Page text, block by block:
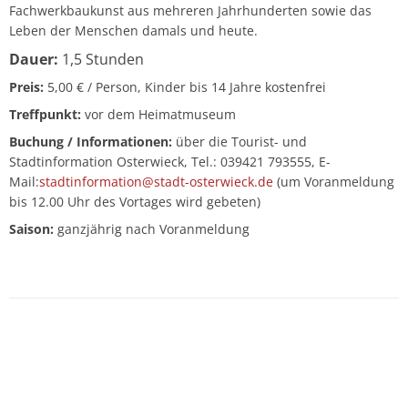
Fachwerkbaukunst aus mehreren Jahrhunderten sowie das
Leben der Menschen damals und heute.
Dauer: 1,5 Stunden
Preis: 5,00 € / Person, Kinder bis 14 Jahre kostenfrei
Treffpunkt: vor dem Heimatmuseum
Buchung / Informationen: über die Tourist- und
Stadtinformation Osterwieck, Tel.: 039421 793555, E-
Mail:stadtinformation@stadt-osterwieck.de (um Voranmeldung
bis 12.00 Uhr des Vortages wird gebeten)
Saison: ganzjährig nach Voranmeldung